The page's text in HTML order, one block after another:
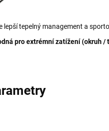
lepší tepelný management a
pro extrémní zatížení (okruh /